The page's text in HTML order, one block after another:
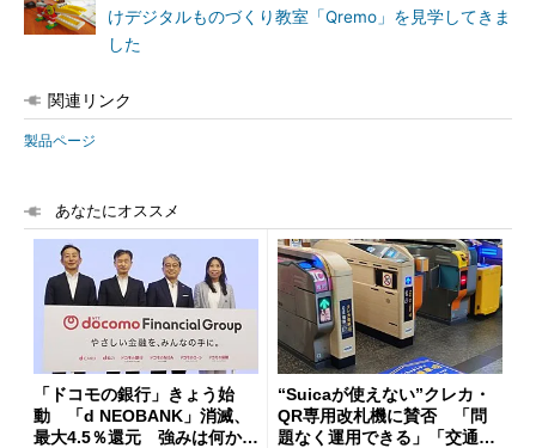
けデジタルものづくり教室「Qremo」を見学してきま
した
関連リンク
製品ページ
あなたにオススメ
「ドコモの銀行」きょう始
動 「d NEOBANK」消滅、
最大4.5％還元 強みは何か解
“Suicaが使えない”クレカ・
QR専用改札機に賛否 「問
題なく運用できる」「交通系I